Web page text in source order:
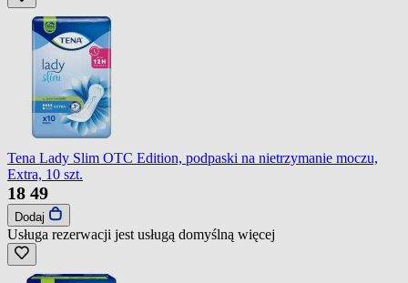
Tena Lady Slim OTC Edition, podpaski na nietrzymanie moczu,
Extra, 10 szt.
18 49
Dodaj
Usługa rezerwacji jest usługą domyślną więcej